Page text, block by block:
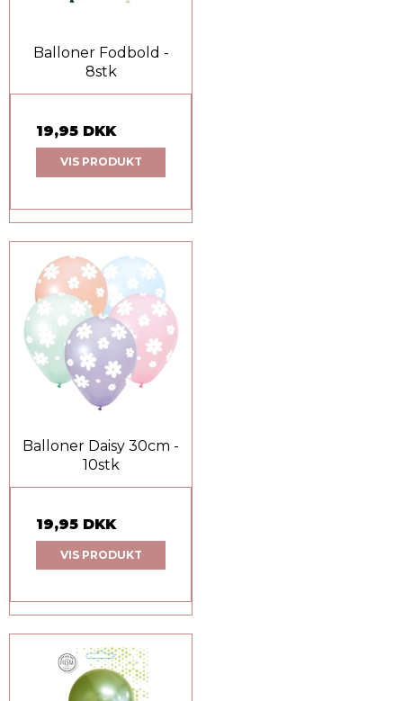
Balloner Fodbold -
8stk
19,95 DKK
VIS PRODUKT
Balloner Daisy 30cm -
10stk
19,95 DKK
VIS PRODUKT